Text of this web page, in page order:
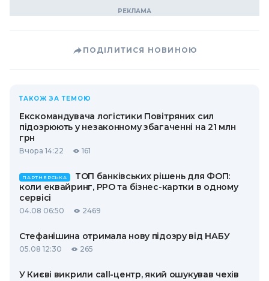
ПОДІЛИТИСЯ НОВИНОЮ
ТАКОЖ ЗА ТЕМОЮ
Екскомандувача логістики Повітряних сил
підозрюють у незаконному збагаченні на 21 млн
грн
Вчора 14:22 161
ПАРТНЕРСЬКА
ТОП банківських рішень для ФОП:
коли еквайринг, РРО та бізнес-картки в одному
сервісі
04.08 06:50 2469
Стефанішина отримала нову підозру від НАБУ
05.08 12:30 265
У Києві викрили call-центр, який ошукував чехів